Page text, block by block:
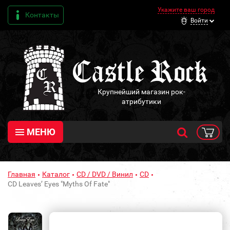
Контакты
Укажите ваш город
Войти
Крупнейший магазин рок-
атрибутики
МЕНЮ
Главная Каталог CD / DVD / Винил
CD
CD Leaves’ Eyes "Myths Of Fate"